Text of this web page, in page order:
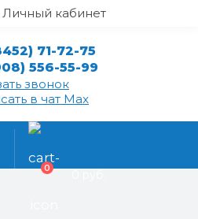
Личный кабинет
71-72-75
556-55-99
звонок
в чат Max
0